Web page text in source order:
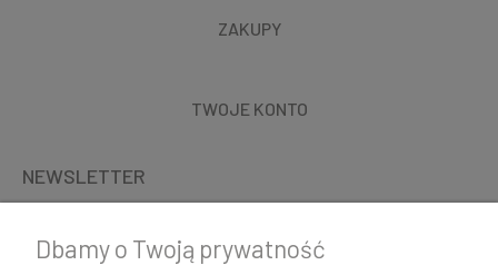
ZAKUPY
TWOJE KONTO
NEWSLETTER
Dbamy o Twoją prywatność